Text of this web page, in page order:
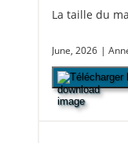
La taille du
June, 2026 |
Télécharger